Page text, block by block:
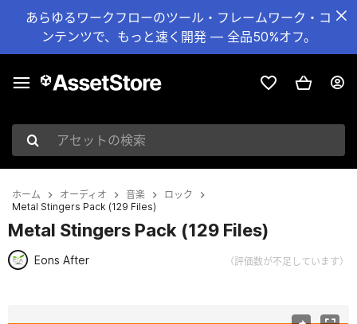
あらゆるワークフローのツール・フレームワーク・コ
ンテンツで、もっと速く開発 — 全品50%オフ。
アセットの検索
ホーム オーディオ 音楽
ロック
Metal Stingers Pack (129 Files)
Metal Stingers Pack (129 Files)
Eons After （評価数が不足しています）